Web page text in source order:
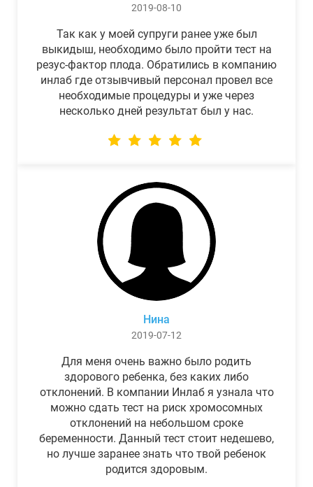
2019-08-10
Так как у моей супруги ранее уже был
выкидыш, необходимо было пройти тест на
резус-фактор плода. Обратились в компанию
инлаб где отзывчивый персонал провел все
необходимые процедуры и уже через
несколько дней результат был у нас.
Нина
2019-07-12
Для меня очень важно было родить
здорового ребенка, без каких либо
отклонений. В компании Инлаб я узнала что
можно сдать тест на риск хромосомных
отклонений на небольшом сроке
беременности. Данный тест стоит недешево,
но лучше заранее знать что твой ребенок
родится здоровым.